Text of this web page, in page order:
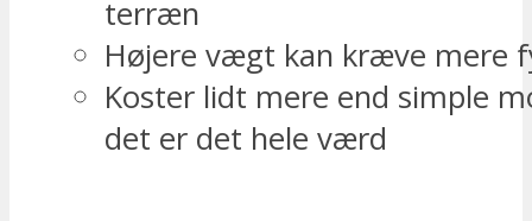
terræn
Højere vægt kan kræve mere
Koster lidt mere end simple
det er det hele værd